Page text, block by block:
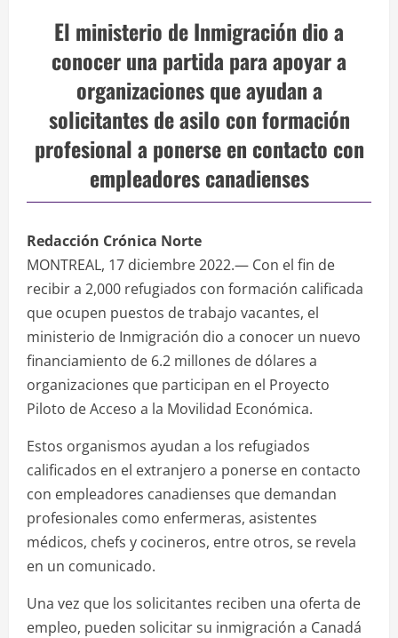
El ministerio de Inmigración dio a
conocer una partida para apoyar a
organizaciones que ayudan a
solicitantes de asilo con formación
profesional a ponerse en contacto con
empleadores canadienses
Redacción Crónica Norte
MONTREAL, 17 diciembre 2022.— Con el fin de
recibir a 2,000 refugiados con formación calificada
que ocupen puestos de trabajo vacantes, el
ministerio de Inmigración dio a conocer un nuevo
financiamiento de 6.2 millones de dólares a
organizaciones que participan en el Proyecto
Piloto de Acceso a la Movilidad Económica.
Estos organismos ayudan a los refugiados
calificados en el extranjero a ponerse en contacto
con empleadores canadienses que demandan
profesionales como enfermeras, asistentes
médicos, chefs y cocineros, entre otros, se revela
en un comunicado.
Una vez que los solicitantes reciben una oferta de
empleo, pueden solicitar su inmigración a Canadá